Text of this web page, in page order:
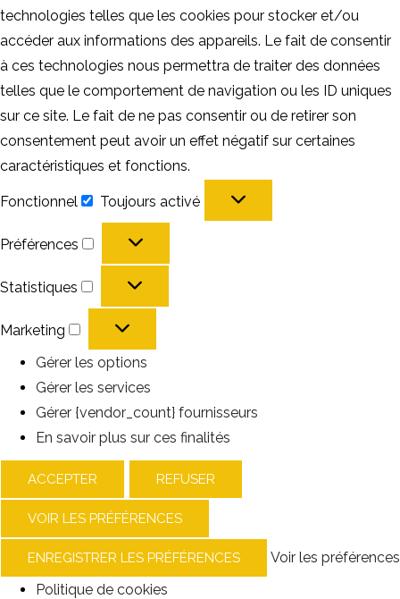
technologies telles que les cookies pour stocker et/ou
accéder aux informations des appareils. Le fait de consentir
à ces technologies nous permettra de traiter des données
telles que le comportement de navigation ou les ID uniques
sur ce site. Le fait de ne pas consentir ou de retirer son
consentement peut avoir un effet négatif sur certaines
caractéristiques et fonctions.
Fonctionnel
Fonctionnel
Toujours activé
Préférences
Statistiques
Marketing
Gérer les options
Gérer les services
Gérer {vendor_count} fournisseurs
En savoir plus sur ces finalités
ACCEPTER REFUSER
VOIR LES PRÉFÉRENCES
ENREGISTRER LES PRÉFÉRENCES
Voir les préférences
Politique de cookies